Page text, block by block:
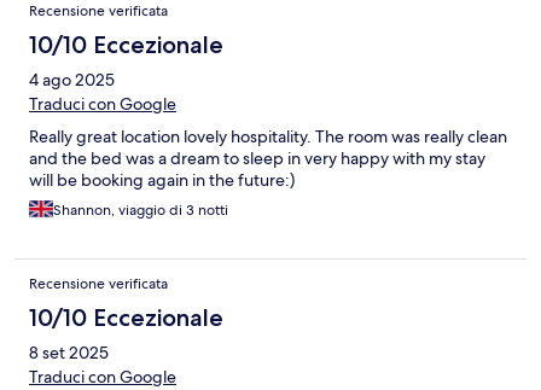
Recensione verificata
10/10 Eccezionale
4 ago 2025
Traduci con Google
Really great location lovely hospitality. The room was really clean
and the bed was a dream to sleep in very happy with my stay
will be booking again in the future:)
Shannon, viaggio di 3 notti
Recensione verificata
10/10 Eccezionale
8 set 2025
Traduci con Google